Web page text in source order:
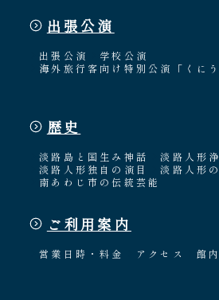
出張公演
出張公演
学校公演
海外旅行客向け特別公演「くにう
歴史
淡路島と国生み神話
淡路人形
淡路人形独自の演目
淡路人形
南あわじ市の伝統芸能
ご利用案内
営業日時・料金 アクセス 館